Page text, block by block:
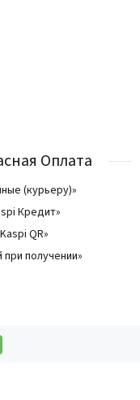
Оплата